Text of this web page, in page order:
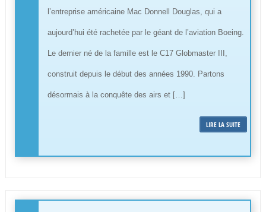
l’entreprise américaine Mac Donnell Douglas, qui a
aujourd’hui été rachetée par le géant de l’aviation Boeing.
Le dernier né de la famille est le C17 Globmaster III,
construit depuis le début des années 1990. Partons
désormais à la conquête des airs et […]
LIRE LA SUITE